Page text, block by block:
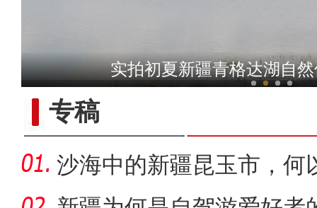
新疆兵团级“全民数字素养
实拍初夏新疆青格达湖自
专稿
沙海中的新疆昆玉市，何